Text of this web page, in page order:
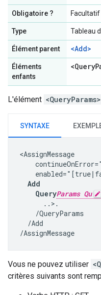
Obligatoire ? Facultatif
Type Tableau
Élément parent <Add>
Éléments
enfants
<Query
L'élément <QueryParams>
SYNTAXE
<AssignMessage
  Add
    Query
Params Qu
      ..>.
    /QueryParams
  /Add
/AssignMessage
Vous ne pouvez utiliser
critères suivants sont